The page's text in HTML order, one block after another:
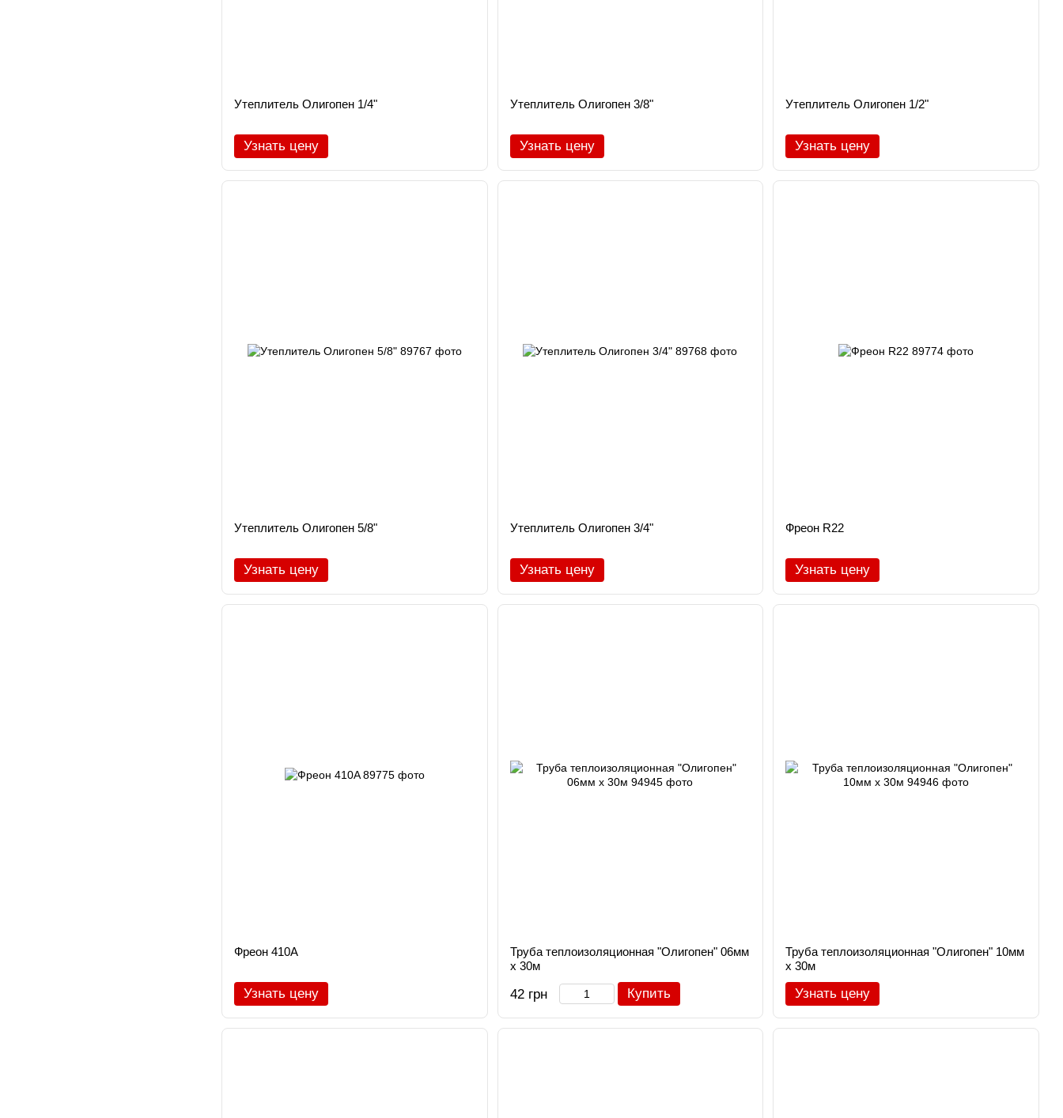
Утеплитель Олигопен 1/4"
Узнать цену
Утеплитель Олигопен 3/8"
Узнать цену
Утеплитель Олигопен 1/2"
Узнать цену
Утеплитель Олигопен 5/8"
Узнать цену
Утеплитель Олигопен 3/4"
Узнать цену
Фреон R22
Узнать цену
Фреон 410A
Узнать цену
Труба теплоизоляционная "Олигопен" 06мм
х 30м
42 грн Купить
Труба теплоизоляционная "Олигопен" 10мм
х 30м
Узнать цену